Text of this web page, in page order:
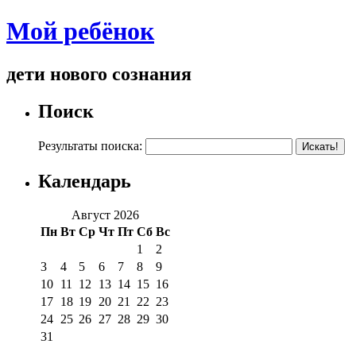
Мой ребёнок
дети нового сознания
Поиск
Результаты поиска:
Календарь
Август 2026
Пн Вт Ср Чт Пт Сб Вс
1
2
3
4 5 6 7 8
9
10 11 12 13 14 15 16
17 18 19 20 21 22 23
24 25 26 27 28 29 30
31